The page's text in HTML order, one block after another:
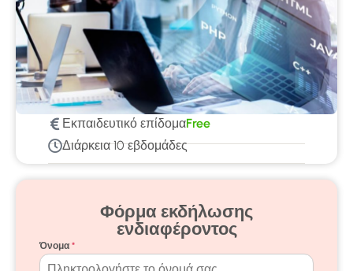
Εκπαιδευτικό επίδομαFree
Διάρκεια 10 εβδομάδες
Φόρμα εκδήλωσης
ενδιαφέροντος
Όνομα *